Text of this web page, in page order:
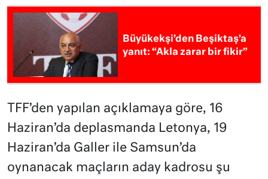
Büyükekşi’den Beşiktaş’a
yanıt: “Akla zarar bir fikir”
TFF’den yapılan açıklamaya göre, 16
Haziran’da deplasmanda Letonya, 19
Haziran’da Galler ile Samsun’da
oynanacak maçların aday kadrosu şu